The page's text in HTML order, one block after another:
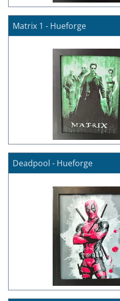
Matrix 1 - Hueforge
Deadpool - Hueforge